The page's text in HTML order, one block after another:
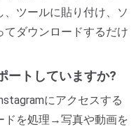
ツールに貼り付け、ソ
ダウンロードするだけ
ートしていますか?
にアクセスする
ドを処理→写真や動画を